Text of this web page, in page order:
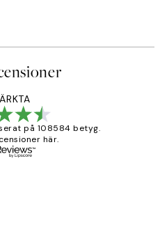
på 108584 betyg.
här.